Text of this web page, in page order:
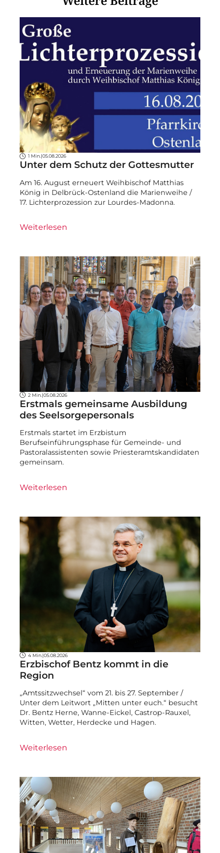
1 Min. |05.08.2026
Unter dem Schutz der Gottesmutter
Am 16. August erneuert Weihbischof Matthias
König in Delbrück-Ostenland die Marienweihe /
17. Lichterprozession zur Lourdes-Madonna.
Weiterlesen
2 Min. |05.08.2026
Erstmals gemeinsame Ausbildung
des Seelsorgepersonals
Erstmals startet im Erzbistum
Berufseinführungsphase für Gemeinde- und
Pastoralassistenten sowie Priesteramtskandidaten
gemeinsam.
Weiterlesen
4 Min. |05.08.2026
Erzbischof Bentz kommt in die
Region
„Amtssitzwechsel“ vom 21. bis 27. September /
Unter dem Leitwort „Mitten unter euch.“ besucht
Dr. Bentz Herne, Wanne-Eickel, Castrop-Rauxel,
Witten, Wetter, Herdecke und Hagen.
Weiterlesen